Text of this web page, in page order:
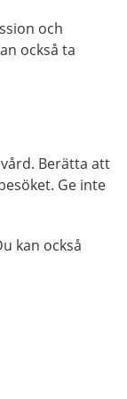
och
också ta
Berätta att
Ge inte
kan också